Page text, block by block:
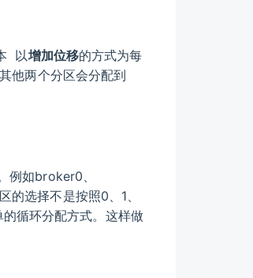
以增加位移的方式为每
他两个分区会分配到
例如broker0、
选择不是按照0、1、
循环分配方式。这样做